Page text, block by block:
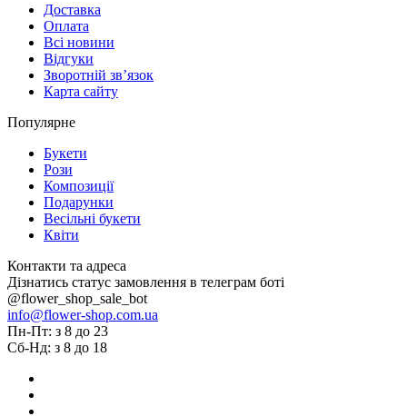
Доставка
Оплата
Всі новини
Відгуки
Зворотній зв’язок
Карта сайту
Популярне
Букети
Рози
Композиції
Подарунки
Весільні букети
Квіти
Контакти та адреса
Дізнатись статус замовлення в телеграм боті
@flower_shop_sale_bot
info@flower-shop.com.ua
Пн-Пт: з 8 до 23
Сб-Нд: з 8 до 18